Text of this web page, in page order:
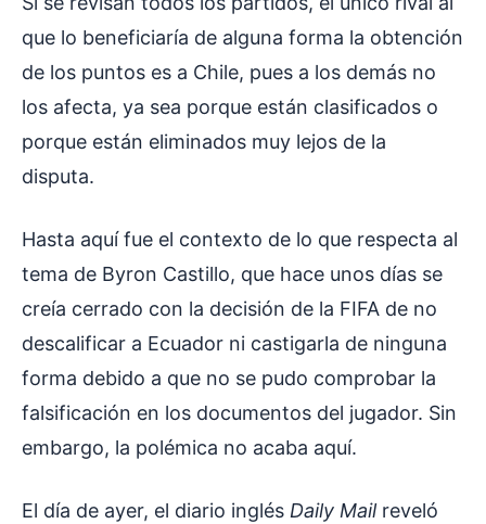
que lo beneficiaría de alguna forma la obtención
de los puntos es a Chile, pues a los demás no
los afecta, ya sea porque están clasificados o
porque están eliminados muy lejos de la
disputa.
Hasta aquí fue el contexto de lo que respecta al
tema de Byron Castillo, que hace unos días se
creía cerrado con la decisión de la FIFA de no
descalificar a Ecuador ni castigarla de ninguna
forma debido a que no se pudo comprobar la
falsificación en los documentos del jugador. Sin
embargo, la polémica no acaba aquí.
El día de ayer, el diario inglés Daily Mailreveló